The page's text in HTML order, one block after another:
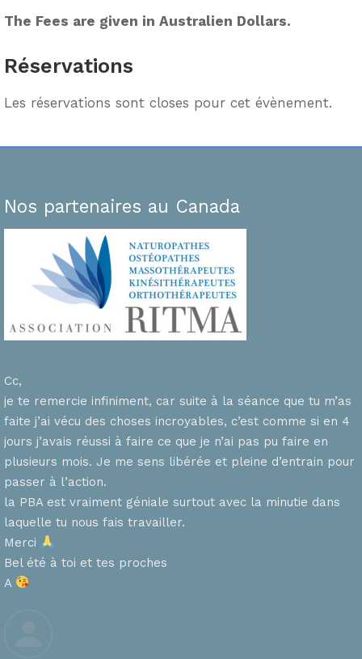
The Fees are given in Australien Dollars.
Réservations
Les réservations sont closes pour cet évènement.
Nos partenaires au Canada
Cc,
je te remercie infiniment, car suite à la séance que tu m’as
faite j’ai vécu des choses incroyables, c’est comme si en 4
jours j’avais réussi à faire ce que je n’ai pas pu faire en
plusieurs mois. Je me sens libérée et pleine d’entrain pour
passer à l’action.
la PBA est vraiment géniale surtout avec la minutie dans
laquelle tu nous fais travailler.
Merci
Bel été à toi et tes proches
A